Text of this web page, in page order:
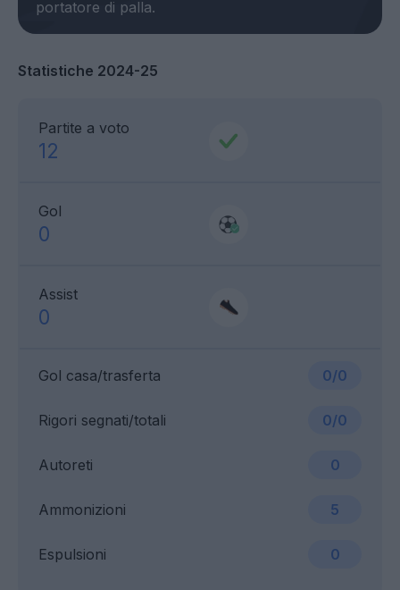
Statistiche 2024-25
Partite a voto
12
Gol
0
Assist
0
Gol casa/trasferta 0/0
Ammonizioni 5
Rigori segnati/totali 0/0
Espulsioni 0
Autoreti 0